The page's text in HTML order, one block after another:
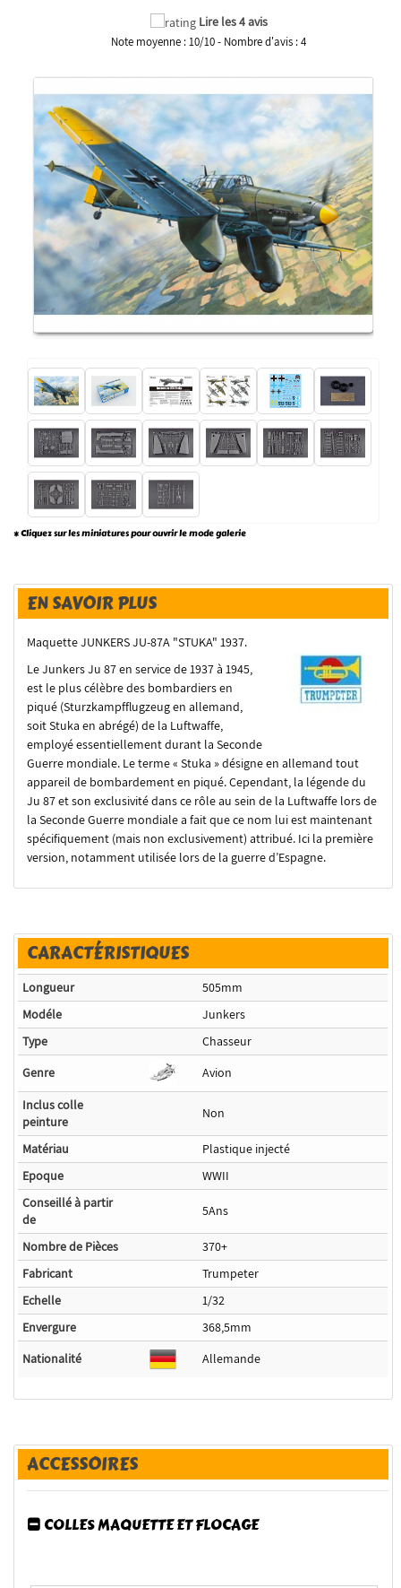
Lire les 4 avis
Note moyenne :10/10- Nombre d'avis :4
* Cliquez sur les miniatures pour ouvrir le mode galerie
EN SAVOIR PLUS
Maquette JUNKERS JU-87A "STUKA" 1937.
Le Junkers Ju 87 en service de 1937 à 1945,
est le plus célèbre des bombardiers en
piqué (Sturzkampfflugzeug en allemand,
soit Stuka en abrégé) de la Luftwaffe,
employé essentiellement durant la Seconde
Guerre mondiale. Le terme « Stuka » désigne en allemand tout
appareil de bombardement en piqué. Cependant, la légende du
Ju 87 et son exclusivité dans ce rôle au sein de la Luftwaffe lors de
la Seconde Guerre mondiale a fait que ce nom lui est maintenant
spécifiquement (mais non exclusivement) attribué. Ici la première
version, notamment utilisée lors de la guerre d’Espagne.
CARACTÉRISTIQUES
Longueur
505mm
Modéle
Junkers
Type
Chasseur
Genre
Avion
Inclus colle
peinture
Non
Matériau
Plastique injecté
Epoque
WWII
Conseillé à partir
de
5Ans
Nombre de Pièces
370+
Fabricant
Trumpeter
Echelle
1/32
Envergure
368,5mm
Nationalité
Allemande
ACCESSOIRES
COLLES MAQUETTE ET FLOCAGE